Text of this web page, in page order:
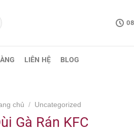
LIÊN HỆ BLOG
chủ / Uncategorized
Gà Rán KFC